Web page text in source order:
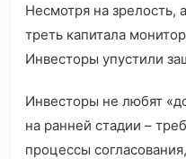
Несмотря на зрелость,
треть капитала
Инвесторы упустили
Инвесторы не любят
на ранней стадии –
процессы